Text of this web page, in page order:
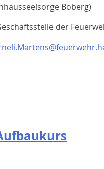
Boberg)
der